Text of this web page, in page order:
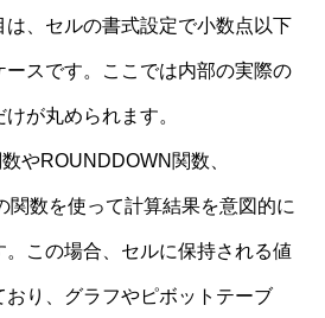
は、セルの書式設定で小数点以下
スです。ここでは内部の実際の
が丸められます。
やROUNDDOWN関数、
関数を使って計算結果を意図的に
この場合、セルに保持される値
おり、グラフやピボットテーブ